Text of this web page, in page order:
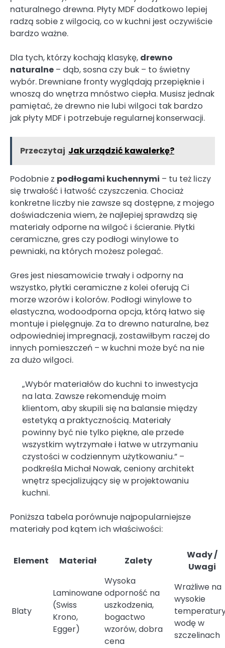
naturalnego drewna. Płyty MDF dodatkowo lepiej
radzą sobie z wilgocią, co w kuchni jest oczywiście
bardzo ważne.
Dla tych, którzy kochają klasykę, drewno
naturalne – dąb, sosna czy buk – to świetny
wybór. Drewniane fronty wyglądają przepięknie i
wnoszą do wnętrza mnóstwo ciepła. Musisz jednak
pamiętać, że drewno nie lubi wilgoci tak bardzo
jak płyty MDF i potrzebuje regularnej konserwacji.
Przeczytaj Jak urządzić kawalerkę?
Podobnie z podłogami kuchennymi – tu też liczy
się trwałość i łatwość czyszczenia. Chociaż
konkretne liczby nie zawsze są dostępne, z mojego
doświadczenia wiem, że najlepiej sprawdzą się
materiały odporne na wilgoć i ścieranie. Płytki
ceramiczne, gres czy podłogi winylowe to
pewniaki, na których możesz polegać.
Gres jest niesamowicie trwały i odporny na
wszystko, płytki ceramiczne z kolei oferują Ci
morze wzorów i kolorów. Podłogi winylowe to
elastyczna, wodoodporna opcja, którą łatwo się
montuje i pielęgnuje. Za to drewno naturalne, bez
odpowiedniej impregnacji, zostawiłbym raczej do
innych pomieszczeń – w kuchni może być na nie
za dużo wilgoci.
„Wybór materiałów do kuchni to inwestycja
na lata. Zawsze rekomenduję moim
klientom, aby skupili się na balansie między
estetyką a praktycznością. Materiały
powinny być nie tylko piękne, ale przede
wszystkim wytrzymałe i łatwe w utrzymaniu
czystości w codziennym użytkowaniu.” –
podkreśla Michał Nowak, ceniony architekt
wnętrz specjalizujący się w projektowaniu
kuchni.
Poniższa tabela porównuje najpopularniejsze
materiały pod kątem ich właściwości:
Element Materiał Zalety
Wady /
Uwagi
Blaty
Laminowane
(Swiss
Krono,
Egger)
Wysoka
odporność na
uszkodzenia,
bogactwo
wzorów, dobra
cena
Wrażliwe na
wysokie
wodę w
szczelinach